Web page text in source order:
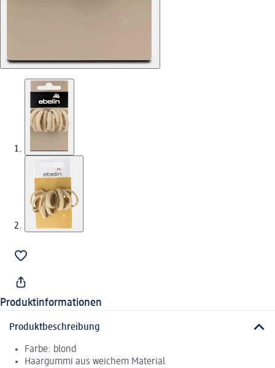
Produktinformationen
Produktbeschreibung
Farbe: blond
Haargummi aus weichem Material